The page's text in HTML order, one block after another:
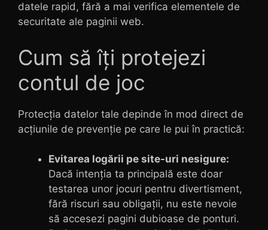
datele rapid, fără a mai verifica elementele de
securitate ale paginii web.
Cum să îți protejezi
contul de joc
Protecția datelor tale depinde în mod direct de
acțiunile de prevenție pe care le pui în practică:
Evitarea logării pe site-uri nesigure:
Dacă intenția ta principală este doar
testarea unor jocuri pentru divertisment,
fără riscuri sau obligații, nu este nevoie
să accesezi pagini dubioase de ponturi.